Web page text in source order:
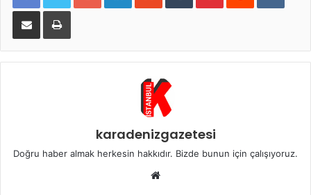
E-Posta ile paylaş Yazdır
karadenizgazetesi
Doğru haber almak herkesin hakkıdır. Bizde bunun için çalışıyoruz.
Web